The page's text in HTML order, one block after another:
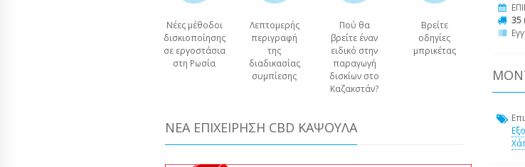
Νέες μέθοδοι
δισκιοποίησης
σε εργοστάσια
στη Ρωσία
Λεπτομερής
περιγραφή
της
διαδικασίας
συμπίεσης
Πού θα
βρείτε έναν
ειδικό στην
παραγωγή
δισκίων στο
Καζακστάν?
Βρείτε
οδηγίες
μπρικέτας
ΝΈΑ ΕΠΙΧΕΊΡΗΣΗ CBD ΚΆΨΟΥΛΑ
35